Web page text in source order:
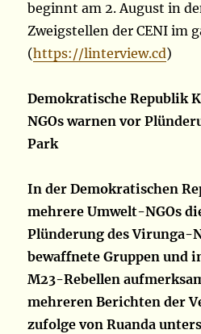
beginnt am 2. August in
Zweigstellen der CENI im
(https://linterview.cd)
Demokratische Republik
NGOs warnen vor
Park
In der Demokratischen
mehrere Umwelt-NGOs
Plünderung des Virunga-
bewaffnete Gruppen und
M23-Rebellen
mehreren Berichten der
zufolge von Ruanda